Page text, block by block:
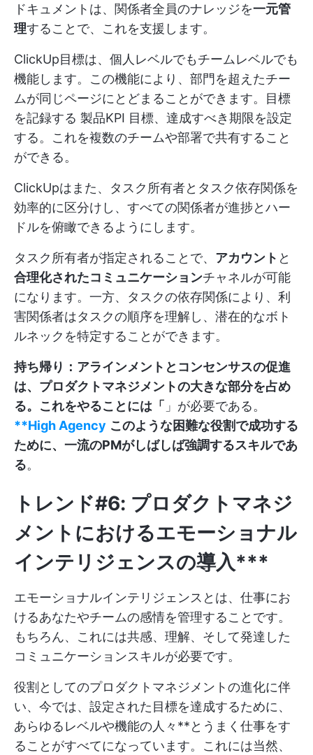
ドキュメントは、関係者全員のナレッジを一元管
理することで、これを支援します。
ClickUp目標は、個人レベルでもチームレベルでも
機能します。この機能により、部門を超えたチー
ムが同じページにとどまることができます。目標
を記録する 製品KPI 目標、達成すべき期限を設定
する。これを複数のチームや部署で共有すること
ができる。
ClickUpはまた、タスク所有者とタスク依存関係を
効率的に区分けし、すべての関係者が進捗とハー
ドルを俯瞰できるようにします。
タスク所有者が指定されることで、 アカウント と
合理化されたコミュニケーションチャネルが可能
になります。一方、タスクの依存関係により、利
害関係者はタスクの順序を理解し、潜在的なボト
ルネックを特定することができます。
持ち帰り：アラインメントとコンセンサスの促進
は、プロダクトマネジメントの大きな部分を占め
る。これをやることには「 」が必要である。
**High Agency このような困難な役割で成功する
ために、一流のPMがしばしば強調するスキルであ
る。
トレンド#6: プロダクトマネジ
メントにおけるエモーショナル
インテリジェンスの導入***
エモーショナルインテリジェンスとは、仕事にお
けるあなたやチームの感情を管理することです。
もちろん、これには共感、理解、そして発達した
コミュニケーションスキルが必要です。
役割としてのプロダクトマネジメントの進化に伴
い、今では、設定された目標を達成するために、
あらゆるレベルや機能の人々**とうまく仕事をす
ることがすべてになっています。これには当然、